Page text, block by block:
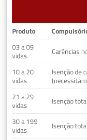
Produto
03 a 09
vidas
Carências
10 a 20
vidas
Isenção de
21 a 29
vidas
Isenção
30 a 199
vidas
Isenção